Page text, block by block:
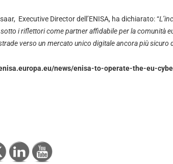
Executive Director dell’ENISA, ha dichiarato: “
sotto i riflettori come partner affidabile per la comunità
verso un mercato unico digitale ancora più sicuro
news/enisa-to-operate-the-eu-